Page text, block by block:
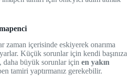
zaman içerisinde eskiyerek onarıma
Küçük sorunlar için kendi başınıza
büyük sorunlar için en yakın
tamiri yaptırmanız gerekebilir.